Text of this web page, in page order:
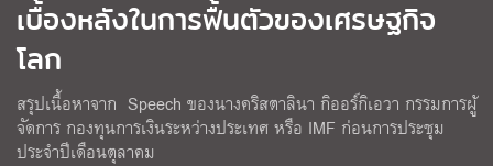
เบื้องหลังในการฟื้นตัวของเศรษฐกิจ
โลก
สรุปเนื้อหาจาก Speech ของนางคริสตาลินา กิออร์กิเอวา กรรมการผู้
จัดการ กองทุนการเงินระหว่างประเทศ หรือ IMF ก่อนการประชุม
ประจำปีเดือนตุลาคม